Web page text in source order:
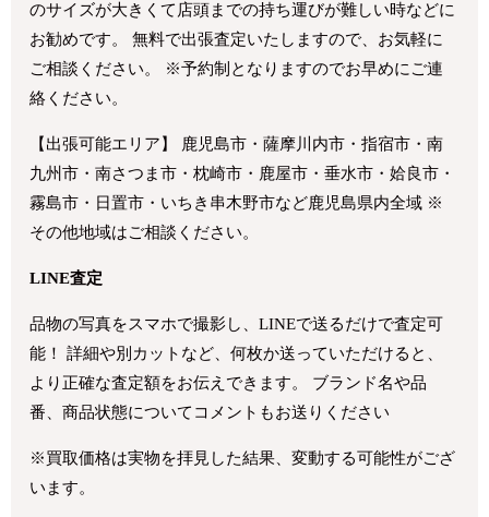
のサイズが大きくて店頭までの持ち運びが難しい時などに
お勧めです。 無料で出張査定いたしますので、お気軽に
ご相談ください。 ※予約制となりますのでお早めにご連
絡ください。
【出張可能エリア】 鹿児島市・薩摩川内市・指宿市・南
九州市・南さつま市・枕崎市・鹿屋市・垂水市・姶良市・
霧島市・日置市・いちき串木野市など鹿児島県内全域 ※
その他地域はご相談ください。
LINE査定
品物の写真をスマホで撮影し、LINEで送るだけで査定可
能！ 詳細や別カットなど、何枚か送っていただけると、
より正確な査定額をお伝えできます。 ブランド名や品
番、商品状態についてコメントもお送りください
※買取価格は実物を拝見した結果、変動する可能性がござ
います。